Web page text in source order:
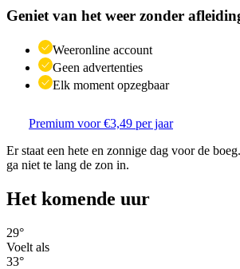
Geniet van het weer zonder
Weeronline account
Geen advertenties
Elk moment opzegbaar
Premium voor €3,49 per jaar
Er staat een hete en zonnige dag voor de
ga niet te lang de zon in.
Het komende uur
29°
Voelt als
33°